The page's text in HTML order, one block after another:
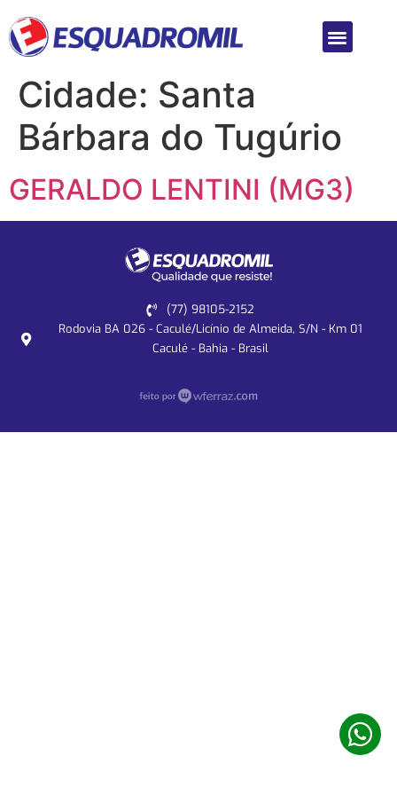
Cidade: Santa
Bárbara do Tugúrio
GERALDO LENTINI (MG3)
(77) 98105-2152
Rodovia BA 026 - Caculé/Licínio de Almeida, S/N - Km 01
Caculé - Bahia - Brasil